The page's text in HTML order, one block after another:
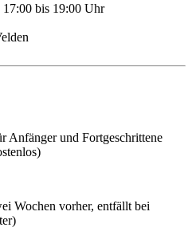
17:00 bis 19:00 Uhr
Anfänger und Fortgeschrittene
Wochen vorher, entfällt bei